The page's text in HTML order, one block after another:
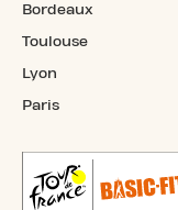
Bordeaux
Toulouse
Lyon
Paris